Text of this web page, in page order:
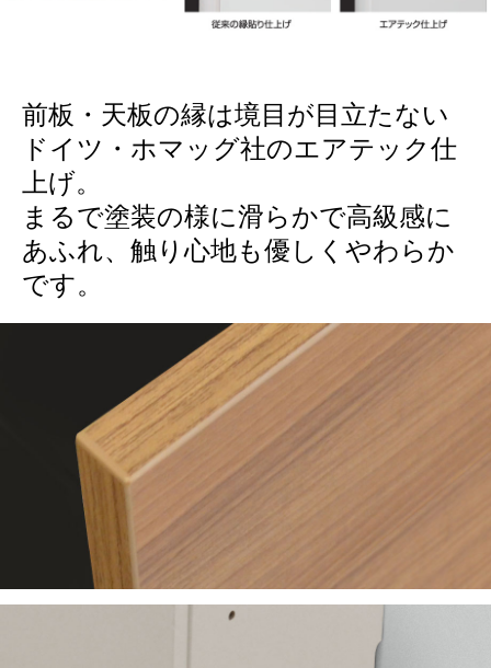
前板・天板の縁は境目が目立たない
ドイツ・ホマッグ社のエアテック仕
上げ。
まるで塗装の様に滑らかで高級感に
あふれ、触り心地も優しくやわらか
です。